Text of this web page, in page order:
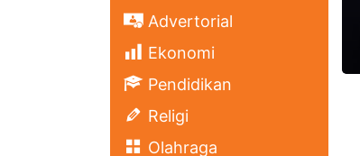
Advertorial
Ekonomi
Pendidikan
Religi
Olahraga